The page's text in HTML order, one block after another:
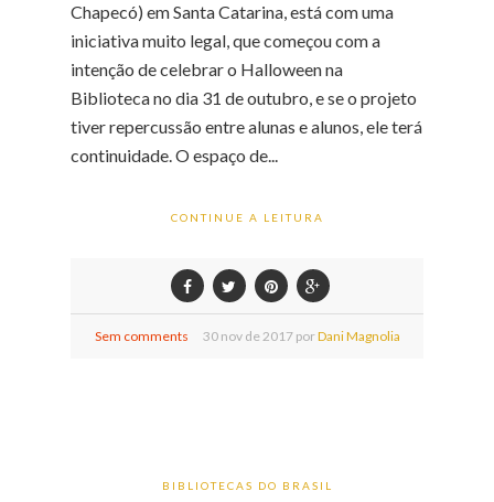
Chapecó) em Santa Catarina, está com uma
iniciativa muito legal, que começou com a
intenção de celebrar o Halloween na
Biblioteca no dia 31 de outubro, e se o projeto
tiver repercussão entre alunas e alunos, ele terá
continuidade. O espaço de...
CONTINUE A LEITURA
Sem comments 30 nov de2017 porDani Magnolia
BIBLIOTECAS DO BRASIL